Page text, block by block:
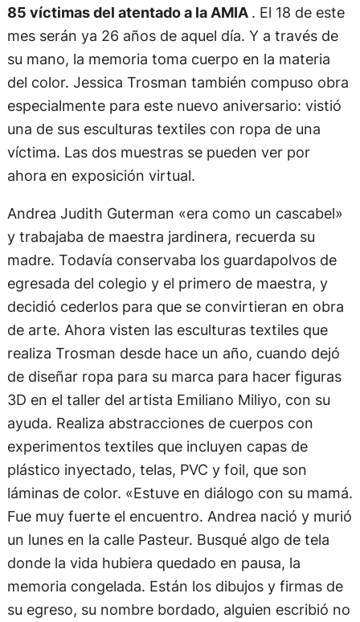
85 víctimas del atentado a la AMIA . El 18 de este
mes serán ya 26 años de aquel día. Y a través de
su mano, la memoria toma cuerpo en la materia
del color. Jessica Trosman también compuso obra
especialmente para este nuevo aniversario: vistió
una de sus esculturas textiles con ropa de una
víctima. Las dos muestras se pueden ver por
ahora en exposición virtual.
Andrea Judith Guterman «era como un cascabel»
y trabajaba de maestra jardinera, recuerda su
madre. Todavía conservaba los guardapolvos de
egresada del colegio y el primero de maestra, y
decidió cederlos para que se convirtieran en obra
de arte. Ahora visten las esculturas textiles que
realiza Trosman desde hace un año, cuando dejó
de diseñar ropa para su marca para hacer figuras
3D en el taller del artista Emiliano Miliyo, con su
ayuda. Realiza abstracciones de cuerpos con
experimentos textiles que incluyen capas de
plástico inyectado, telas, PVC y foil, que son
láminas de color. «Estuve en diálogo con su mamá.
Fue muy fuerte el encuentro. Andrea nació y murió
un lunes en la calle Pasteur. Busqué algo de tela
donde la vida hubiera quedado en pausa, la
memoria congelada. Están los dibujos y firmas de
su egreso, su nombre bordado, alguien escribió no